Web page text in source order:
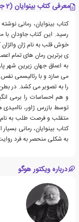
معرفی کتاب بینوایان (2 جلدی)
رسید. این کتاب جاودان
خوش قلب به نام ژان والژان
ی برترین رمان های تمام
به اعماق جهان زیرین شهر
را به تصویر می کشد. در
و هم احساسات را برمی
توسط بازرس ژاور،
متقلب و فرصت طلب به نام
کتاب بینوایان، رمانی
به شکلی منحصر به فرد
درباره ویکتور هوگو